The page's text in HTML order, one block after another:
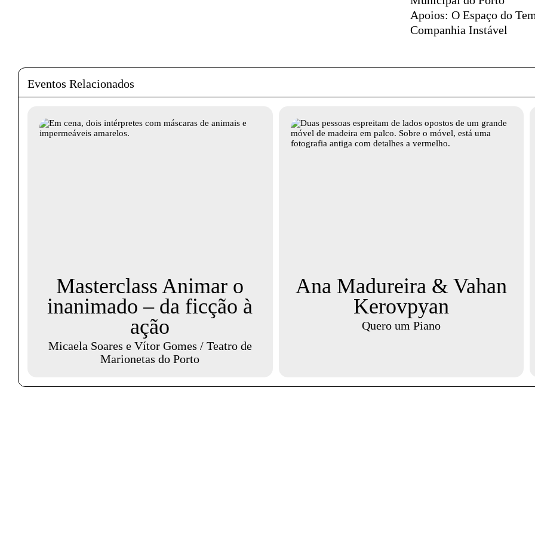
Apoios: O Espaço do
Companhia Instável
Eventos Relacionados
Masterclass Animar o
inanimado – da ficção à
ação
Micaela Soares e Vítor Gomes / Teatro de
Marionetas do Porto
Ana Madureira & Vahan
Kerovpyan
Quero um Piano